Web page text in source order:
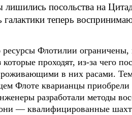
лишились посольства на
галактики теперь
ресурсы Флотилии ограничены,
которые проходят, из-за чего
в них расами.
Флоте кварианцы
разработали методы
— квалифицированные